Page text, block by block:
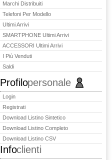
Marchi Distribuiti
Telefoni Per Modello
Ultimi Arrivi
SMARTPHONE Ultimi Arrivi
ACCESSORI Ultimi Arrivi
I Più Venduti
Saldi
Profilopersonale
Login
Registrati
Download Listino Sintetico
Download Listino Completo
Download Listino CSV
Infoclienti